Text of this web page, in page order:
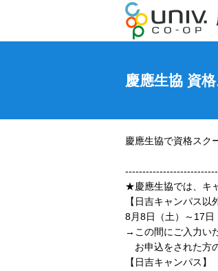
慶應生協 資
慶應生協で資格スク
★慶應生協では、キ
【日吉キャンパス以
8月8日（土）～17日
→この間にご入力い
お申込をされた方
【日吉キャンパス】